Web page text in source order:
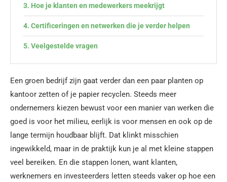
Hoe je klanten en medewerkers meekrijgt
Certificeringen en netwerken die je verder helpen
Veelgestelde vragen
Een groen bedrijf zijn gaat verder dan een paar planten op
kantoor zetten of je papier recyclen. Steeds meer
ondernemers kiezen bewust voor een manier van werken die
goed is voor het milieu, eerlijk is voor mensen en ook op de
lange termijn houdbaar blijft. Dat klinkt misschien
ingewikkeld, maar in de praktijk kun je al met kleine stappen
veel bereiken. En die stappen lonen, want klanten,
werknemers en investeerders letten steeds vaker op hoe een